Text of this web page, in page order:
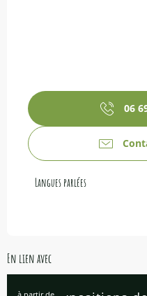
06
Langues parlées
Langues parlées
En lien avec